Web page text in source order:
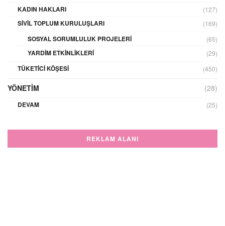
KADIN HAKLARI (127)
SIVIL TOPLUM KURULUŞLARI (169)
SOSYAL SORUMLULUK PROJELERI (65)
YARDIM ETKINLIKLERI (29)
TÜKETICI KÖŞESI (450)
YÖNETIM (28)
DEVAM (25)
REKLAM ALANI